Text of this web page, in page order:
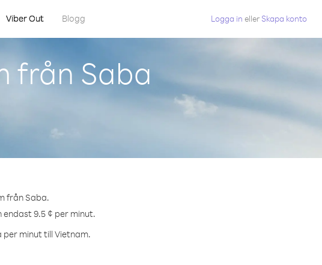
Viber Out Blogg Logga in eller Skapa konto
från Saba
från Saba.
9.5 ¢ per minut.
minut till Vietnam.